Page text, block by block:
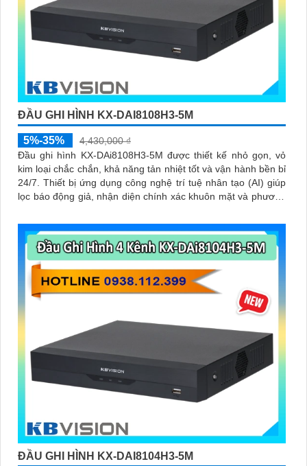
ĐẦU GHI HÌNH KX-DAI8108H3-5M
5%-35%
4,430,000 ₫
Đầu ghi hình KX-DAi8108H3-5M được thiết kế nhỏ gọn, vỏ
kim loại chắc chắn, khả năng tản nhiệt tốt và vận hành bền bỉ
24/7. Thiết bị ứng dụng công nghệ trí tuệ nhân tạo (AI) giúp
lọc báo động giả, nhận diện chính xác khuôn mặt và phương
ĐẦU GHI HÌNH KX-DAI8104H3-5M